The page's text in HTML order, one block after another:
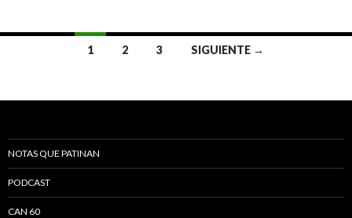
1 2 3 SIGUIENTE →
NOTAS QUE PATINAN
PODCAST
CAN 60